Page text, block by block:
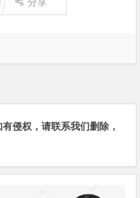
侵权，请联系我们删除，